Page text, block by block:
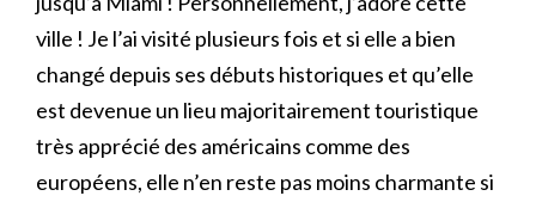
ville ! Je l’ai visité plusieurs fois et si elle a bien
changé depuis ses débuts historiques et qu’elle
est devenue un lieu majoritairement touristique
très apprécié des américains comme des
européens, elle n’en reste pas moins charmante si